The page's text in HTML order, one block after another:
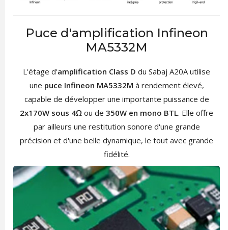
Puce d'amplification Infineon
MA5332M
L'étage d'amplification Class D du Sabaj A20A utilise
une puce Infineon MA5332M à rendement élevé,
capable de développer une importante puissance de
2x170W sous 4Ω ou de 350W en mono BTL. Elle offre
par ailleurs une restitution sonore d'une grande
précision et d'une belle dynamique, le tout avec grande
fidélité.